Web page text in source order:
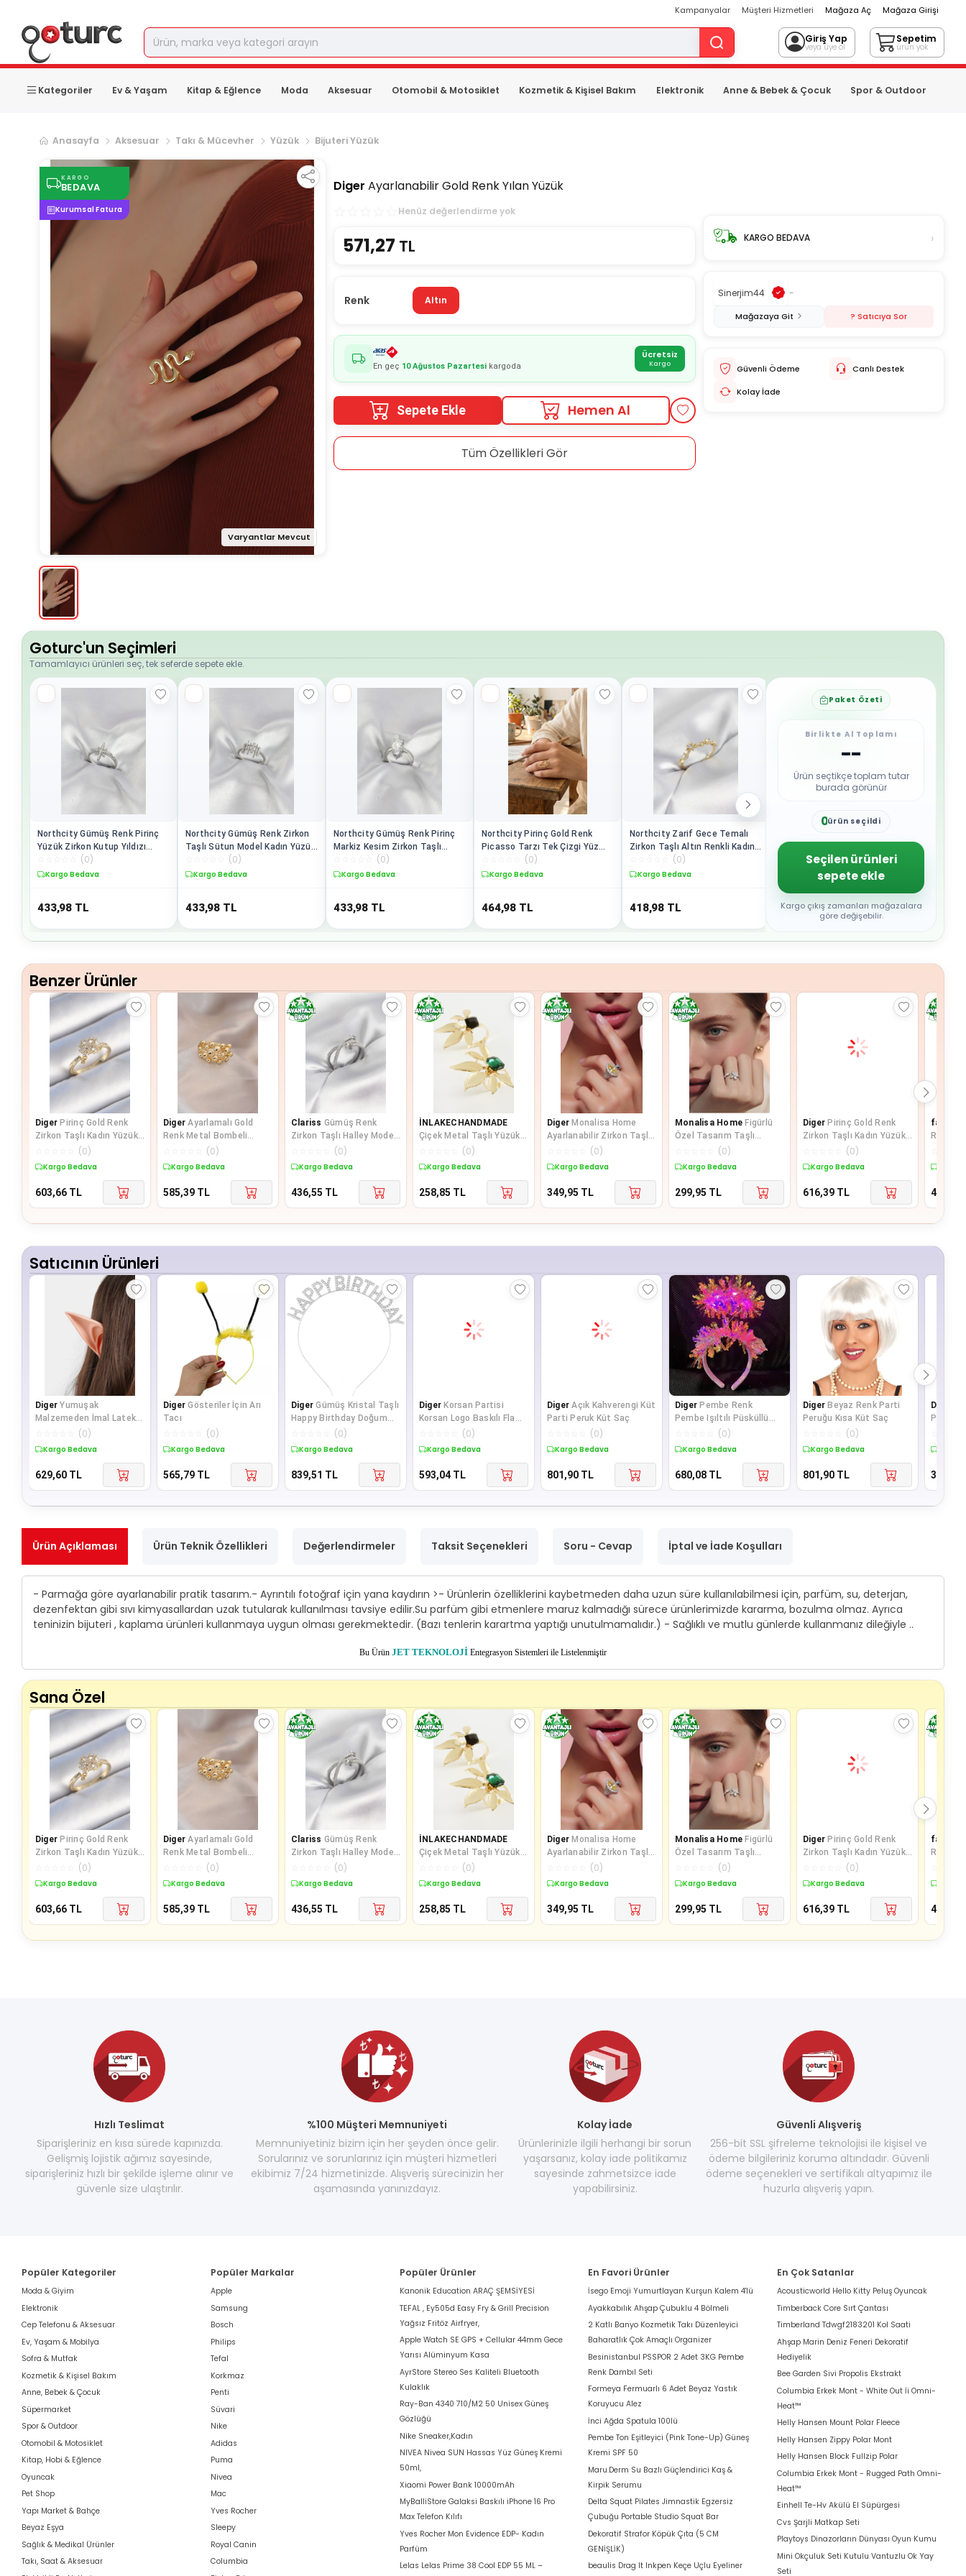
Kampanyalar Müşteri Hizmetleri Mağaza Aç Mağaza Girişi
Giriş Yap
veya üye ol
Sepetim
ürün yok
Kategoriler Ev & Yaşam Kitap & Eğlence Moda Aksesuar Otomobil & Motosiklet Kozmetik & Kişisel Bakım Elektronik Anne & Bebek & Çocuk Spor & Outdoor
Anasayfa Aksesuar Takı & Mücevher Yüzük Bijuteri Yüzük
KARGO
BEDAVA
Kurumsal Fatura
Varyantlar Mevcut
Diger Ayarlanabilir Gold Renk Yılan Yüzük
Henüz değerlendirme yok
571,27 TL
Renk Altın
En geç 10 Ağustos Pazartesikargoda
Ücretsiz
Kargo
Sepete Ekle Hemen Al
Tüm Özellikleri Gör
KARGO BEDAVA ›
Sinerjim44 -
Mağazaya Git ? Satıcıya Sor
Güvenli Ödeme
Canlı Destek
Kolay İade
Goturc'un Seçimleri
Tamamlayıcı ürünleri seç, tek seferde sepete ekle.
Northcity Gümüş Renk Pirinç
Yüzük Zirkon Kutup Yıldızı
Model - Ayarlanabilir
(0)
Kargo Bedava
433,98 TL
Northcity Gümüş Renk Zirkon
Taşlı Sütun Model Kadın Yüzük
- Şıklık ve Dayanıklılık Bir Arada
(0)
Kargo Bedava
433,98 TL
Northcity Gümüş Renk Pirinç
Markiz Kesim Zirkon Taşlı
Kadın Yüzüğü - Ayarlanabilir
Moda Aksesuarı
(0)
Kargo Bedava
433,98 TL
Northcity Pirinç Gold Renk
Picasso Tarzı Tek Çizgi Yüz
Modeli Kadın Yüzük - Etek
Takısı
(0)
Kargo Bedava
464,98 TL
Northcity Zarif Gece Temalı
Zirkon Taşlı Altın Renkli Kadın
(0)
Kargo Bedava
418,98 TL
Yıldız Model Zirkon Taşlı Kadın
Yüzük - Açık Kapalı
Ayarlanabilir
☆☆ (0
Kargo Bedava
418,98 TL
Paket Özeti
Birlikte Al Toplamı
--
Ürün seçtikçe toplam tutar
burada görünür
0
2
3
4
5
6
7
8
9
ürün seçildi
Seçilen ürünleri
sepete ekle
Kargo çıkış zamanları mağazalara
göre değişebilir.
Benzer Ürünler
Diger Pirinç Gold Renk
Zirkon Taşlı Kadın Yüzük -
TJ-BYK3442
(0)
Kargo Bedava
603,66 TL
Diger Ayarlamalı Gold
Renk Metal Bombeli
Boluncuk Model Yüzük
(0)
Kargo Bedava
585,39 TL
Clariss Gümüş Renk
Zirkon Taşlı Halley Model
Kadın Yüzük
(0)
Kargo Bedava
436,55 TL
İNLAKECHANDMADE
Çiçek Metal Taşlı Yüzük 1
(0)
Kargo Bedava
258,85 TL
Diger Monalisa Home
Ayarlanabilir Zirkon Taşlı
Desenli Lüks Yüzük
(0)
Kargo Bedava
349,95 TL
Monalisa Home Figürlü
Özel Tasarım Taşlı
Ayarlanabilir Yüzük
(0)
Kargo Bedava
299,95 TL
Diger Pirinç Gold Renk
Zirkon Taşlı Kadın Yüzük -
TJ-BYK3492
(0)
Kargo Bedava
616,39 TL
Renk
412,71
Satıcının Ürünleri
Diger Yumuşak
Malzemeden İmal Lateks
Elf Kulağı 1 Çift 10x5 cm
(0)
Kargo Bedava
629,60 TL
Diger Gösteriler İçin Arı
Tacı
(0)
Kargo Bedava
565,79 TL
Diger Gümüş Kristal Taşlı
Happy Birthday Doğum
Günü Tacı İthal Ürün A K
(0)
Kargo Bedava
839,51 TL
Diger Korsan Partisi
Korsan Logo Baskılı Flama
Süs Afiş Süsleme 8 li
(0)
Kargo Bedava
593,04 TL
Diger Açık Kahverengi Küt
Parti Peruk Küt Saç
(0)
Kargo Bedava
801,90 TL
Diger Pembe Renk
Pembe Işıltılı Püsküllü
Led Işıklı Parlak
Hologramlı T
(0)
Kargo Bedava
680,08 TL
Diger Beyaz Renk Parti
Peruğu Kısa Küt Saç
(0)
Kargo Bedava
801,90 TL
Diger
P50'led
Ürün Açıklaması Ürün Teknik Özellikleri Değerlendirmeler Taksit Seçenekleri Soru - Cevap İptal ve İade Koşulları
- Parmağa göre ayarlanabilir pratik tasarım.- Ayrıntılı fotoğraf için yana kaydırın >- Ürünlerin özelliklerini kaybetmeden daha uzun süre kullanılabilmesi için, parfüm, su, deterjan,
dezenfektan gibi sıvı kimyasallardan uzak tutularak kullanılması tavsiye edilir.Su parfüm gibi etmenlere maruz kalmadığı sürece ürünlerimizde kararma, bozulma olmaz. Ayrıca
teninizin bijuteri , kaplama ürünleri kullanmaya uygun olması gerekmektedir. (Bazı tenlerin karartma yaptığı unutulmamalıdır.) - Sağlıklı ve mutlu günlerde kullanmanız dileğiyle ..
Bu Ürün JET TEKNOLOJİ Entegrasyon Sistemleri ile Listelenmiştir
Sana Özel
Diger Pirinç Gold Renk
Zirkon Taşlı Kadın Yüzük -
TJ-BYK3442
(0)
Kargo Bedava
603,66 TL
Diger Ayarlamalı Gold
Renk Metal Bombeli
Boluncuk Model Yüzük
(0)
Kargo Bedava
585,39 TL
Clariss Gümüş Renk
Zirkon Taşlı Halley Model
Kadın Yüzük
(0)
Kargo Bedava
436,55 TL
İNLAKECHANDMADE
Çiçek Metal Taşlı Yüzük 1
(0)
Kargo Bedava
258,85 TL
Diger Monalisa Home
Ayarlanabilir Zirkon Taşlı
Desenli Lüks Yüzük
(0)
Kargo Bedava
349,95 TL
Monalisa Home Figürlü
Özel Tasarım Taşlı
Ayarlanabilir Yüzük
(0)
Kargo Bedava
299,95 TL
Diger Pirinç Gold Renk
Zirkon Taşlı Kadın Yüzük -
TJ-BYK3492
(0)
Kargo Bedava
616,39 TL
Renk
412,71
Hızlı Teslimat
Siparişleriniz en kısa sürede kapınızda.
Gelişmiş lojistik ağımız sayesinde,
siparişleriniz hızlı bir şekilde işleme alınır ve
güvenle size ulaştırılır.
%100 Müşteri Memnuniyeti
Memnuniyetiniz bizim için her şeyden önce gelir.
Sorularınız ve sorunlarınız için müşteri hizmetleri
ekibimiz 7/24 hizmetinizde. Alışveriş sürecinizin her
aşamasında yanınızdayız.
Kolay İade
Ürünlerinizle ilgili herhangi bir sorun
yaşarsanız, kolay iade politikamız
sayesinde zahmetsizce iade
yapabilirsiniz.
Güvenli Alışveriş
256-bit SSL şifreleme teknolojisi ile kişisel ve
ödeme bilgileriniz koruma altındadır. Güvenli
ödeme seçenekleri ve sertifikalı altyapımız ile
huzurla alışveriş yapın.
Popüler Kategoriler
Moda & Giyim
Elektronik
Cep Telefonu & Aksesuar
Ev, Yaşam & Mobilya
Sofra & Mutfak
Kozmetik & Kişisel Bakım
Anne, Bebek & Çocuk
Süpermarket
Spor & Outdoor
Otomobil & Motosiklet
Kitap, Hobi & Eğlence
Oyuncak
Pet Shop
Yapı Market & Bahçe
Beyaz Eşya
Sağlık & Medikal Ürünler
Takı, Saat & Aksesuar
Popüler Markalar
Apple
Samsung
Bosch
Philips
Tefal
Korkmaz
Penti
Süvari
Nike
Adidas
Puma
Nivea
Mac
Yves Rocher
Sleepy
Royal Canin
Columbia
Popüler Ürünler
Kanonik Education ARAÇ ŞEMSİYESİ
TEFAL , Ey505d Easy Fry & Grill Precision
Yağsız Fritöz Airfryer,
Apple Watch SE GPS + Cellular 44mm Gece
Yarısı Alüminyum Kasa
AyrStore Stereo Ses Kaliteli Bluetooth
Kulaklık
Ray-Ban 4340 710/M2 50 Unisex Güneş
Gözlüğü
Nike Sneaker,Kadın
NIVEA Nivea SUN Hassas Yüz Güneş Kremi
50ml,
Xiaomi Power Bank 10000mAh
MyBalliStore Galaksi Baskılı iPhone 16 Pro
Max Telefon Kılıfı
Yves Rocher Mon Evidence EDP- Kadın
Parfüm
Lelas Lelas Prime 38 Cool EDP 55 ML –
En Favori Ürünler
İsego Emoji Yumurtlayan Kurşun Kalem 4'lü
Ayakkabılık Ahşap Çubuklu 4 Bölmeli
2 Katlı Banyo Kozmetik Takı Düzenleyici
Baharatlık Çok Amaçlı Organizer
Besinistanbul PSSPOR 2 Adet 3KG Pembe
Renk Dambıl Seti
Formeya Fermuarlı 6 Adet Beyaz Yastık
Koruyucu Alez
İnci Ağda Spatula 100lü
Pembe Ton Eşitleyici (Pink Tone-Up) Güneş
Kremi SPF 50
Maru.Derm Su Bazlı Güçlendirici Kaş &
Kirpik Serumu
Delta Squat Pilates Jimnastik Egzersiz
Çubuğu Portable Studio Squat Bar
Dekoratif Strafor Köpük Çıta (5 CM
GENİŞLİK)
beaulis Drag It Inkpen Keçe Uçlu Eyeliner
En Çok Satanlar
Acousticworld Hello Kitty Peluş Oyuncak
Timberback Core Sırt Çantası
Timberland Tdwgf2183201 Kol Saati
Ahşap Marin Deniz Feneri Dekoratif
Hediyelik
Bee Garden Sivi Propolis Ekstrakt
Columbia Erkek Mont - White Out İi Omni-
Heat™
Helly Hansen Mount Polar Fleece
Helly Hansen Zippy Polar Mont
Helly Hansen Block Fullzip Polar
Columbia Erkek Mont - Rugged Path Omni-
Heat™
Einhell Te-Hv Akülü El Süpürgesi
Cvs Şarjli Matkap Seti
Playtoys Dinazorların Dünyası Oyun Kumu
Mini Okçuluk Seti Kutulu Vantuzlu Ok Yay
Seti